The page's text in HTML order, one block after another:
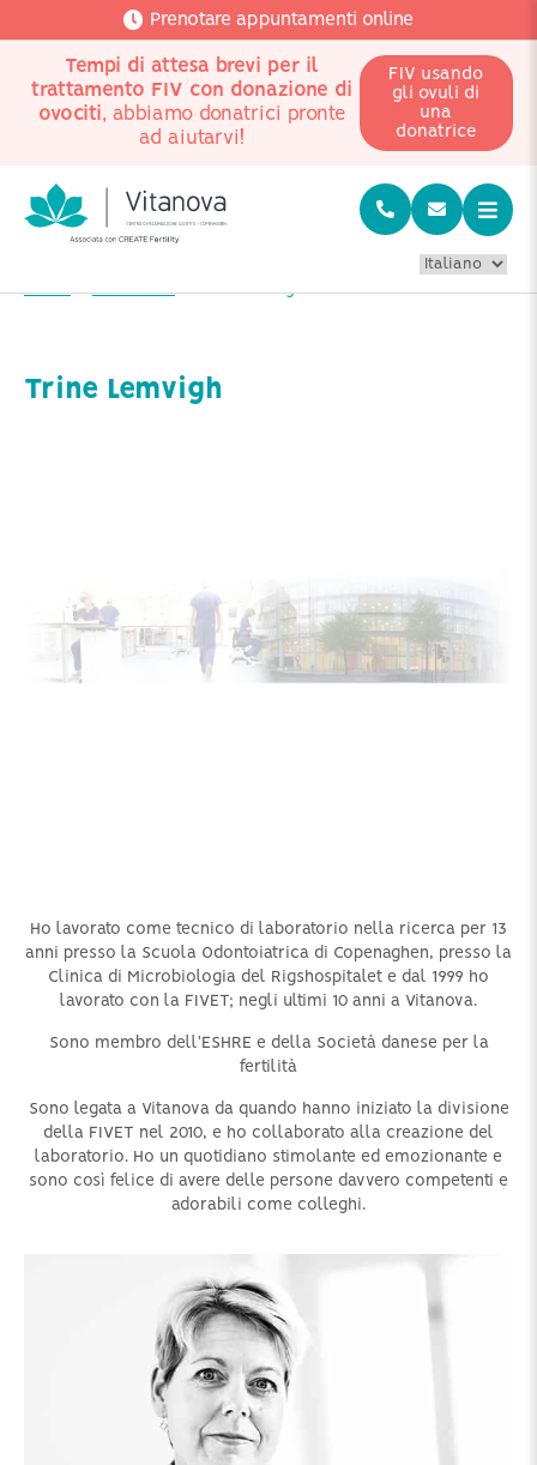
Prenotare appuntamenti online
Tempi di attesa brevi per il
trattamento FIV con donazione di
ovociti, abbiamo donatrici pronte
ad aiutarvi!
FIV usando
gli ovuli di
una
donatrice
Home Chi siamo? Trine Lemvigh
Trine Lemvigh
Ho lavorato come tecnico di laboratorio nella ricerca per 13
anni presso la Scuola Odontoiatrica di Copenaghen, presso la
Clinica di Microbiologia del Rigshospitalet e dal 1999 ho
lavorato con la FIVET; negli ultimi 10 anni a Vitanova.
Sono membro dell'ESHRE e della Società danese per la
fertilità
Sono legata a Vitanova da quando hanno iniziato la divisione
della FIVET nel 2010, e ho collaborato alla creazione del
laboratorio. Ho un quotidiano stimolante ed emozionante e
sono così felice di avere delle persone davvero competenti e
adorabili come colleghi.